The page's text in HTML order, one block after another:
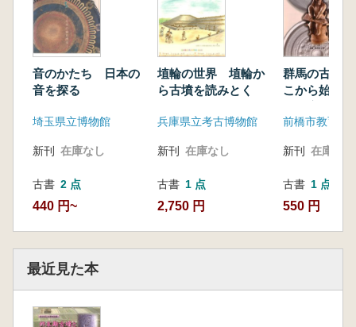
音のかたち 日本の
音を探る
埼玉県立博物館
新刊 在庫なし
古書 2 点
440 円~
埴輪の世界 埴輪か
ら古墳を読みとく
兵庫県立考古博物館
新刊 在庫なし
古書 1 点
2,750 円
群馬の古墳
こから始ま
前橋市教育委
新刊 在庫なし
古書 1 点
550 円
最近見た本